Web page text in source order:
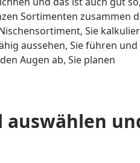
Sortimenten zusammen
Sie
aussehen, Sie führen und
Augen ab, Sie planen
auswählen